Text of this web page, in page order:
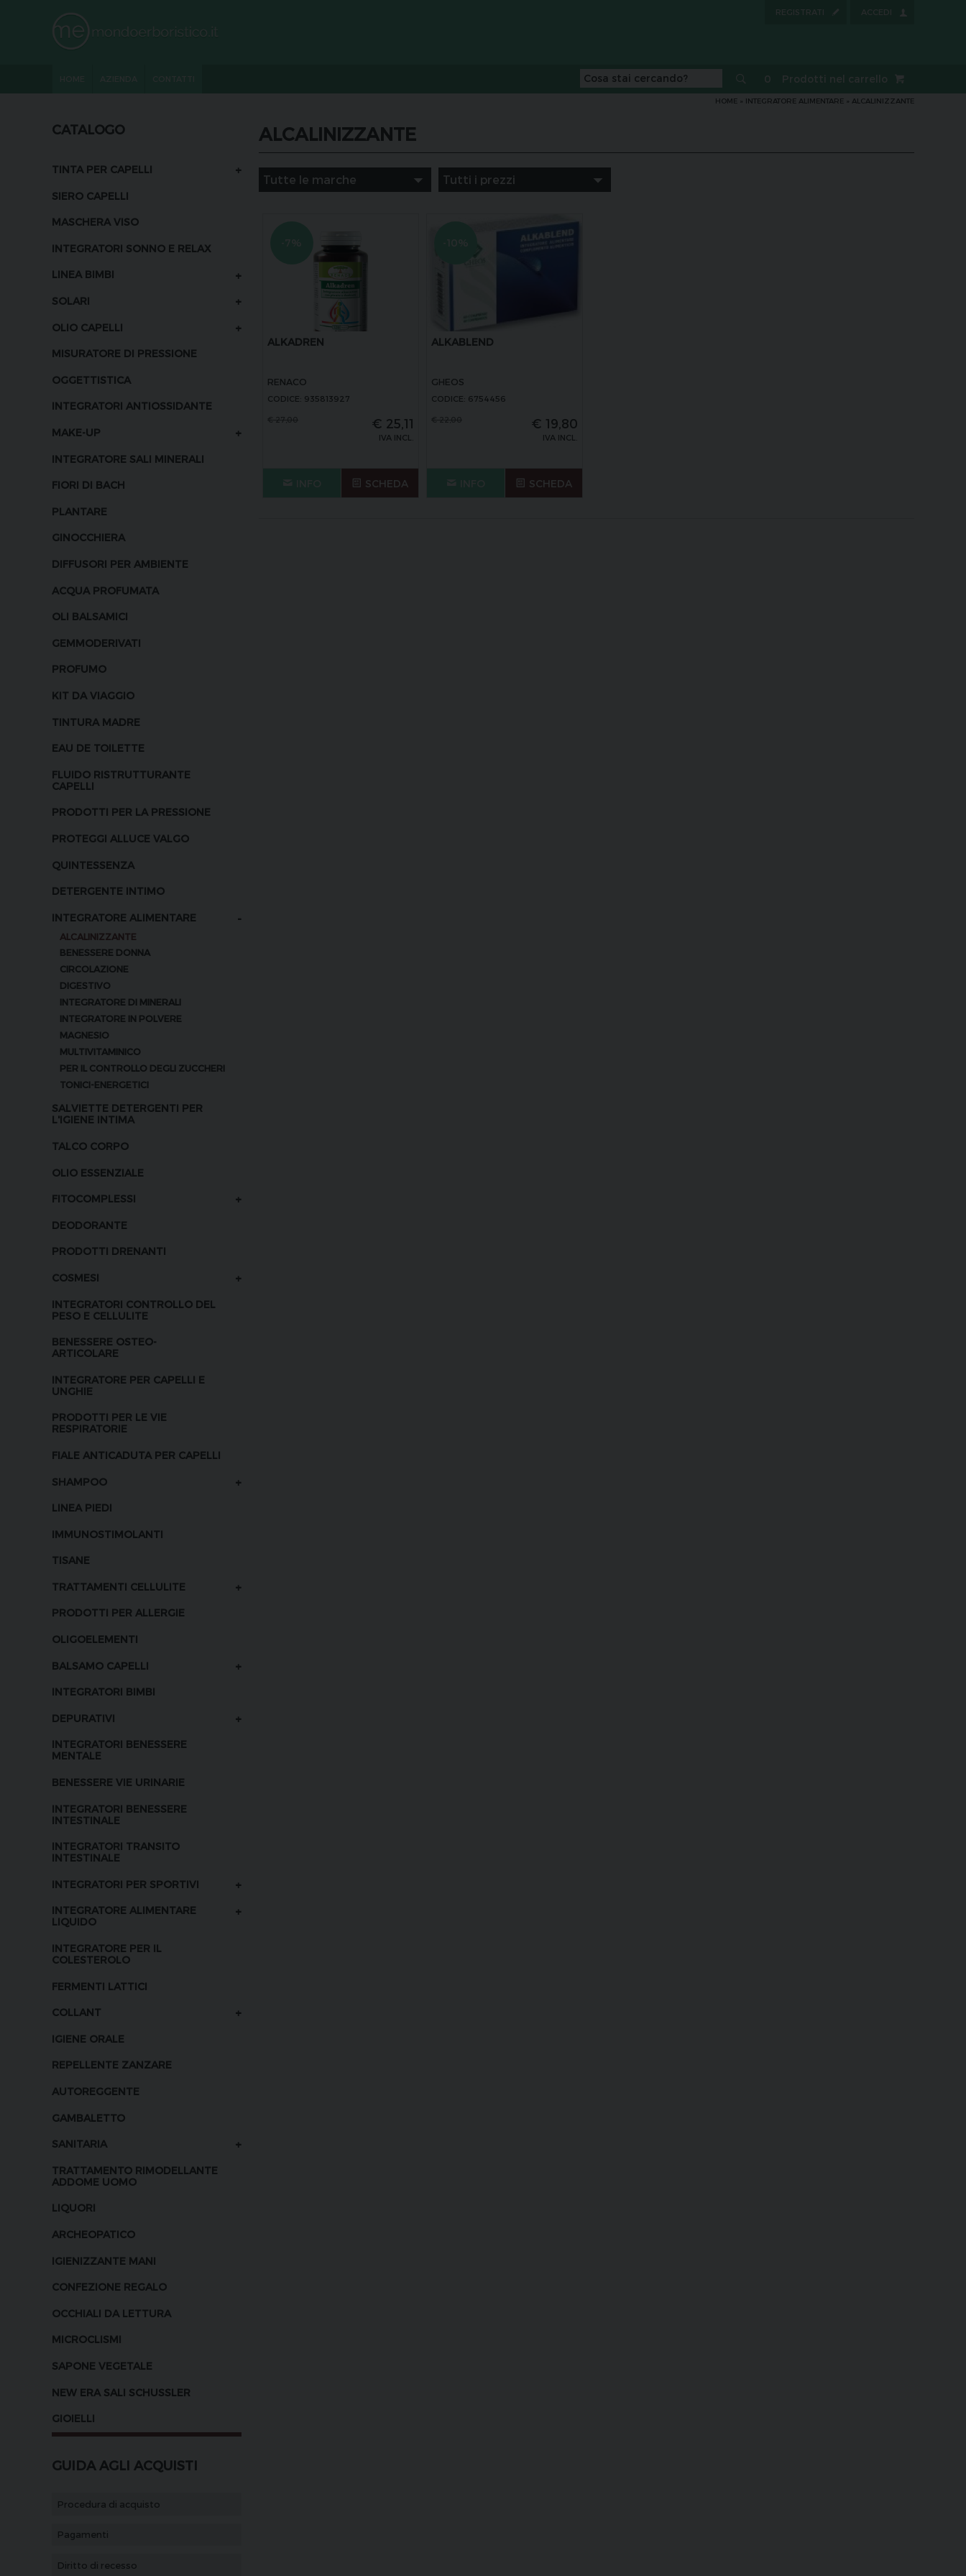
ACCEDI
REGISTRATI
0 Prodotti nel carrello
HOME » INTEGRATORE ALIMENTARE » ALCALINIZZANTE
CATALOGO
TINTA PER CAPELLI +
SIERO CAPELLI
MASCHERA VISO
INTEGRATORI SONNO E RELAX
LINEA BIMBI +
SOLARI +
OLIO CAPELLI +
MISURATORE DI PRESSIONE
OGGETTISTICA
INTEGRATORI ANTIOSSIDANTE
MAKE-UP +
INTEGRATORE SALI MINERALI
FIORI DI BACH
PLANTARE
GINOCCHIERA
DIFFUSORI PER AMBIENTE
ACQUA PROFUMATA
OLI BALSAMICI
GEMMODERIVATI
PROFUMO
KIT DA VIAGGIO
TINTURA MADRE
EAU DE TOILETTE
FLUIDO RISTRUTTURANTE
CAPELLI
PRODOTTI PER LA PRESSIONE
PROTEGGI ALLUCE VALGO
QUINTESSENZA
DETERGENTE INTIMO
INTEGRATORE ALIMENTARE -
ALCALINIZZANTE
BENESSERE DONNA
CIRCOLAZIONE
DIGESTIVO
INTEGRATORE DI MINERALI
INTEGRATORE IN POLVERE
MAGNESIO
MULTIVITAMINICO
PER IL CONTROLLO DEGLI ZUCCHERI
TONICI-ENERGETICI
SALVIETTE DETERGENTI PER
L'IGIENE INTIMA
TALCO CORPO
OLIO ESSENZIALE
FITOCOMPLESSI +
DEODORANTE
PRODOTTI DRENANTI
COSMESI +
INTEGRATORI CONTROLLO DEL
PESO E CELLULITE
BENESSERE OSTEO-
ARTICOLARE
INTEGRATORE PER CAPELLI E
UNGHIE
PRODOTTI PER LE VIE
RESPIRATORIE
FIALE ANTICADUTA PER CAPELLI
SHAMPOO +
LINEA PIEDI
IMMUNOSTIMOLANTI
TISANE
TRATTAMENTI CELLULITE +
PRODOTTI PER ALLERGIE
OLIGOELEMENTI
BALSAMO CAPELLI +
INTEGRATORI BIMBI
DEPURATIVI +
INTEGRATORI BENESSERE
MENTALE
BENESSERE VIE URINARIE
INTEGRATORI BENESSERE
INTESTINALE
INTEGRATORI TRANSITO
INTESTINALE
INTEGRATORI PER SPORTIVI +
INTEGRATORE ALIMENTARE
LIQUIDO
+
INTEGRATORE PER IL
COLESTEROLO
FERMENTI LATTICI
COLLANT +
IGIENE ORALE
REPELLENTE ZANZARE
AUTOREGGENTE
GAMBALETTO
SANITARIA +
TRATTAMENTO RIMODELLANTE
ADDOME UOMO
LIQUORI
ARCHEOPATICO
IGIENIZZANTE MANI
CONFEZIONE REGALO
OCCHIALI DA LETTURA
MICROCLISMI
SAPONE VEGETALE
NEW ERA SALI SCHUSSLER
GIOIELLI
GUIDA AGLI ACQUISTI
Procedura di acquisto
Pagamenti
Diritto di recesso
ALCALINIZZANTE
ALKADREN
RENACO
CODICE: 935813927
€ 25,11
IVA INCL.
SCHEDA
ALKABLEND
GHEOS
CODICE: 6754456
€ 19,80
IVA INCL.
SCHEDA